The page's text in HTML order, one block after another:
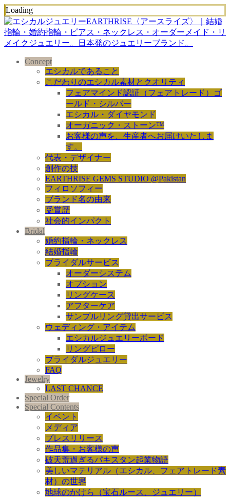
Loading
Concept
エシカルであること
こだわりのエシカル素材とクオリティ
フェアマインド認証（フェアトレード）ゴ
ールド・シルバー
エシカル・ダイヤモンド
オーガニック・ストーン™
お客様の声を、生産者へお届けいたしま
す。
代表・デザイナー
創作の技
EARTHRISE GEMS STUDIO @Pakistan
フィロソフィー
ブランド名の由来
受賞歴
社会的インパクト
Bridal
婚約指輪・ネックレス
結婚指輪
ブライダルサービス
オーダーシステム
オプション
リングケース
アフターケア
サンプルリング貸出サービス
ウェディング・アイテム
エシカルジュエリーボード
リングピロー
ブライダルジュエリー
FAQ
Jewelry
LAST CHANCE
Special Order
Special Contents
イベント
メディア
プレスリリース
作品集・お客様の声
破天荒過ぎるパキスタン起業物語
美しいマテリアル（エシカル、フェアトレード素
材）の世界
地球のかけら（宝石ルース、ジュエリー）